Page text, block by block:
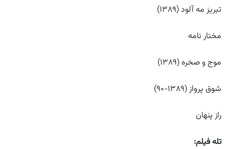
تبریز مه آلود (۱۳۸۹)
مختار نامه
موج و صخره (۱۳۸۹)
شوق پرواز (۱۳۸۹-۹۰)
راز پنهان
تله فیلم: